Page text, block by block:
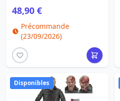
48,90 €
Précommande
(23/09/2026)
Disponibles